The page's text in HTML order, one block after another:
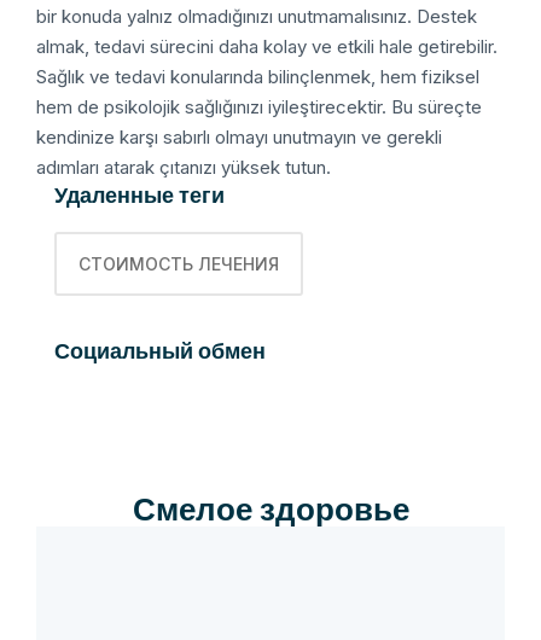
bir konuda yalnız olmadığınızı unutmamalısınız. Destek
almak, tedavi sürecini daha kolay ve etkili hale getirebilir.
Sağlık ve tedavi konularında bilinçlenmek, hem fiziksel
hem de psikolojik sağlığınızı iyileştirecektir. Bu süreçte
kendinize karşı sabırlı olmayı unutmayın ve gerekli
adımları atarak çıtanızı yüksek tutun.
Удаленные теги
СТОИМОСТЬ ЛЕЧЕНИЯ
Социальный обмен
Смелое здоровье